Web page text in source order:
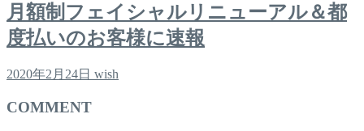
月額制フェイシャルリニューアル＆都
度払いのお客様に速報
2020年2月24日 wish
COMMENT